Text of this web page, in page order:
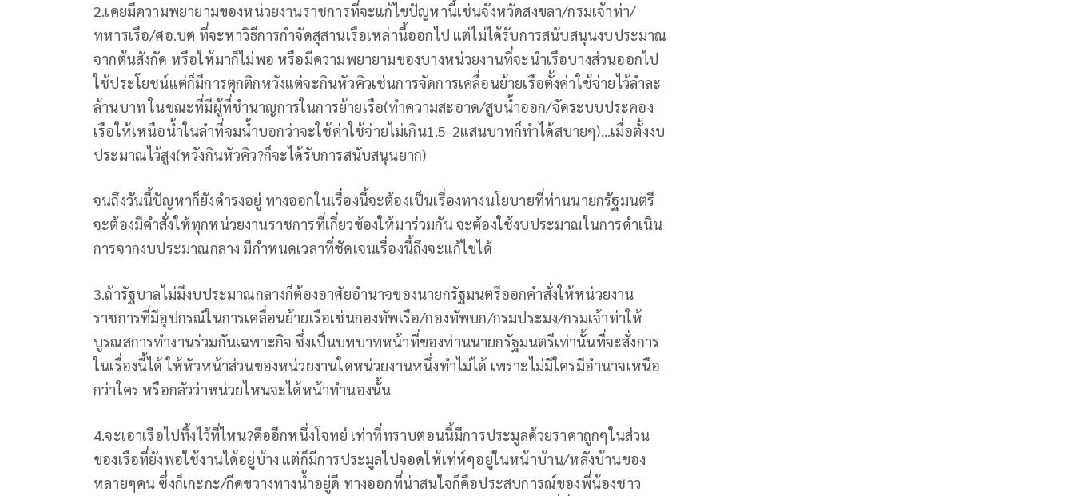
2.เคยมีความพยายามของหน่วยงานราชการที่จะแก้ไขปัญหานี้เช่นจังหวัดสงขลา/กรมเจ้าท่า/
ทหารเรือ/ศอ.บต ที่จะหาวิธีการกำจัดสุสานเรือเหล่านี้ออกไป แต่ไม่ได้รับการสนับสนุนงบประมาณ
จากต้นสังกัด หรือให้มาก็ไม่พอ หรือมีความพยายามของบางหน่วยงานที่จะนำเรือบางส่วนออกไป
ใช้ประโยชน์แต่ก็มีการตุกติกหวังแต่จะกินหัวคิวเช่นการจัดการเคลื่อนย้ายเรือตั้งค่าใช้จ่ายไว้ลำละ
ล้านบาท ในขณะที่มีผู้ที่ชำนาญการในการย้ายเรือ(ทำความสะอาด/สูบน้ำออก/จัดระบบประคอง
เรือให้เหนือน้ำในลำที่จมน้ำบอกว่าจะใช้ค่าใช้จ่ายไม่เกิน1.5-2แสนบาทก็ทำได้สบายๆ)…เมื่อตั้งงบ
ประมาณไว้สูง(หวังกินหัวคิว?ก็จะได้รับการสนับสนุนยาก)
จนถึงวันนี้ปัญหาก็ยังดำรงอยู่ ทางออกในเรื่องนี้จะต้องเป็นเรื่องทางนโยบายที่ท่านนายกรัฐมนตรี
จะต้องมีคำสั่งให้ทุกหน่วยงานราชการที่เกี่ยวข้องให้มาร่วมกัน จะต้องใช้งบประมาณในการดำเนิน
การจากงบประมาณกลาง มีกำหนดเวลาที่ชัดเจนเรื่องนี้ถึงจะแก้ไขได้
3.ถ้ารัฐบาลไม่มีงบประมาณกลางก็ต้องอาศัยอำนาจของนายกรัฐมนตรีออกคำสั่งให้หน่วยงาน
ราชการที่มีอุปกรณ์ในการเคลื่อนย้ายเรือเช่นกองทัพเรือ/กองทัพบก/กรมประมง/กรมเจ้าท่าให้
บูรณสการทำงานร่วมกันเฉพาะกิจ ซึ่งเป็นบทบาทหน้าที่ของท่านนายกรัฐมนตรีเท่านั้นที่จะสั่งการ
ในเรื่องนี้ได้ ให้หัวหน้าส่วนของหน่วยงานใดหน่วยงานหนึ่งทำไม่ได้ เพราะไม่มีใครมีอำนาจเหนือ
กว่าใคร หรือกลัวว่าหน่วยไหนจะได้หน้าทำนองนั้น
4.จะเอาเรือไปทิ้งไว้ที่ไหน?คืออีกหนึ่งโจทย์ เท่าที่ทราบตอนนี้มีการประมูลด้วยราคาถูกๆในส่วน
ของเรือที่ยังพอใช้งานได้อยู่บ้าง แต่ก็มีการประมูลไปจอดให้เท่ห์ๆอยู่ในหน้าบ้าน/หลังบ้านของ
หลายๆคน ซึ่งก็เกะกะ/กีดขวางทางน้ำอยู่ดี ทางออกที่น่าสนใจก็คือประสบการณ์ของพี่น้องชาว